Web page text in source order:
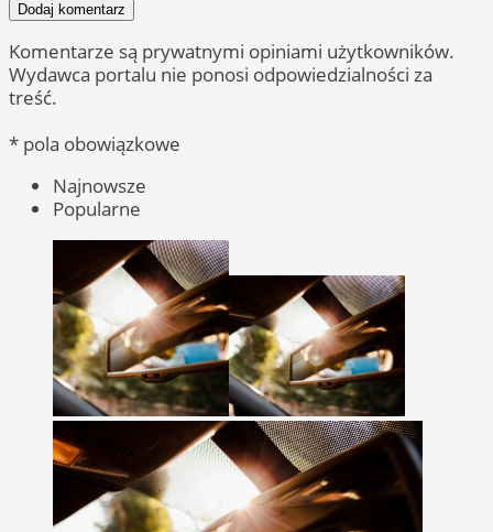
Dodaj komentarz
Komentarze są prywatnymi opiniami użytkowników.
Wydawca portalu nie ponosi odpowiedzialności za
treść.
* pola obowiązkowe
Najnowsze
Popularne